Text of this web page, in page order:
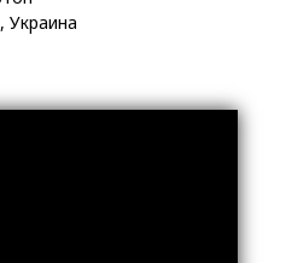
Украина